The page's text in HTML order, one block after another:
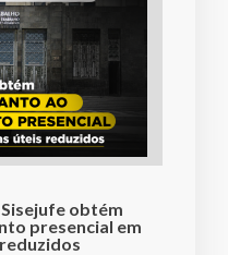
obtém
presencial em